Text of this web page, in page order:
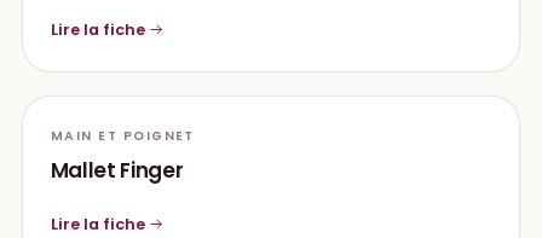
Lire la fiche
MAIN ET POIGNET
Mallet Finger
Lire la fiche